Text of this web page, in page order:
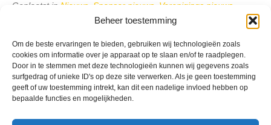
Beheer toestemming
Om de beste ervaringen te bieden, gebruiken wij technologieën zoals
cookies om informatie over je apparaat op te slaan en/of te raadplegen.
Door in te stemmen met deze technologieën kunnen wij gegevens zoals
surfgedrag of unieke ID's op deze site verwerken. Als je geen toestemming
geeft of uw toestemming intrekt, kan dit een nadelige invloed hebben op
bepaalde functies en mogelijkheden.
Geplaatst in Nieuws Sponsor nieuws Verenigings nieuws
VV Reiger Boys
De Wending, Lotte Beesedijk 1